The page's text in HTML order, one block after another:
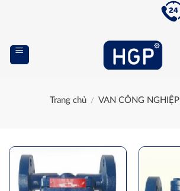
Trang chủ / VAN CÔNG NGHIỆP